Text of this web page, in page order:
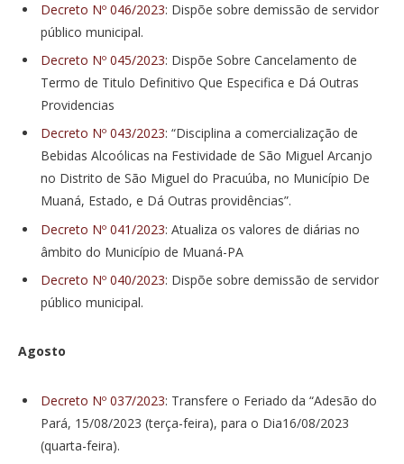
Decreto Nº 046/2023: Dispõe sobre demissão de servidor
público municipal.
Decreto Nº 045/2023: Dispõe Sobre Cancelamento de
Termo de Titulo Definitivo Que Especifica e Dá Outras
Providencias
Decreto Nº 043/2023: “Disciplina a comercialização de
Bebidas Alcoólicas na Festividade de São Miguel Arcanjo
no Distrito de São Miguel do Pracuúba, no Município De
Muaná, Estado, e Dá Outras providências”.
Decreto Nº 041/2023: Atualiza os valores de diárias no
âmbito do Município de Muaná-PA
Decreto Nº 040/2023: Dispõe sobre demissão de servidor
público municipal.
Agosto
Decreto Nº 037/2023: Transfere o Feriado da “Adesão do
Pará, 15/08/2023 (terça-feira), para o Dia16/08/2023
(quarta-feira).